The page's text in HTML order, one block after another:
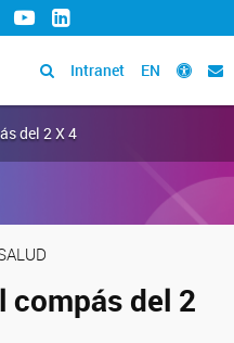
YouTubeLinkedIn
Intranet EN
del 2 X 4
compás del 2